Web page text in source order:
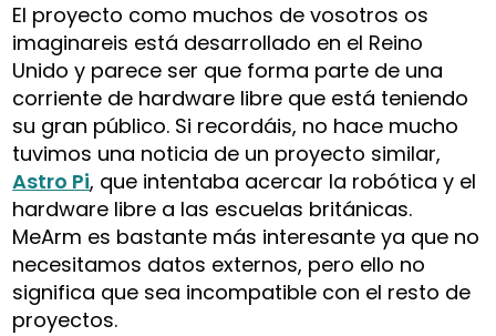
El proyecto como muchos de vosotros os
imaginareis está desarrollado en el Reino
Unido y parece ser que forma parte de una
corriente de hardware libre que está teniendo
su gran público. Si recordáis, no hace mucho
tuvimos una noticia de un proyecto similar,
Astro Pi, que intentaba acercar la robótica y el
hardware libre a las escuelas británicas.
MeArm es bastante más interesante ya que no
necesitamos datos externos, pero ello no
significa que sea incompatible con el resto de
proyectos.